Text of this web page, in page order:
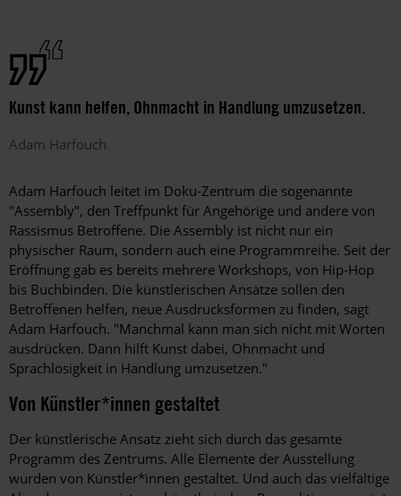
Kunst kann helfen, Ohnmacht in Handlung umzusetzen.
Adam Harfouch
Adam Harfouch leitet im Doku-Zentrum die sogenannte
"Assembly", den Treffpunkt für Angehörige und andere von
Rassismus Betroffene. Die Assembly ist nicht nur ein
physischer Raum, sondern auch eine Programmreihe. Seit der
Eröffnung gab es bereits mehrere Workshops, von Hip-Hop
bis Buchbinden. Die künstlerischen Ansätze sollen den
Betroffenen helfen, neue Ausdrucksformen zu finden, sagt
Adam Harfouch. "Manchmal kann man sich nicht mit Worten
ausdrücken. Dann hilft Kunst dabei, Ohnmacht und
Sprachlosigkeit in Handlung umzusetzen."
Von Künstler*innen gestaltet
Der künstlerische Ansatz zieht sich durch das gesamte
Programm des Zentrums. Alle Elemente der Ausstellung
wurden von Künstler*innen gestaltet. Und auch das vielfältige